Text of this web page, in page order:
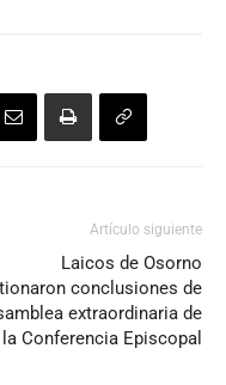
Artículo siguiente
Laicos de Osorno
conclusiones de
extraordinaria de
la Conferencia Episcopal